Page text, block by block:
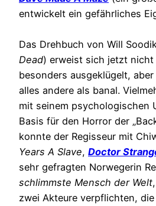
entwickelt ein gefährliches
Das Drehbuch von Will
Dead) erweist sich jetzt nicht
besonders ausgeklügelt,
alles andere als banal.
mit seinem psychologischen
Basis für den Horror der
konnte der Regisseur mit
Years A Slave, Doctor
sehr gefragten Norwegerin
schlimmste Mensch der Welt,
zwei Akteure verpflichten,